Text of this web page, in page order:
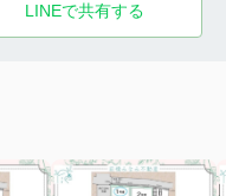
LINEで共有する